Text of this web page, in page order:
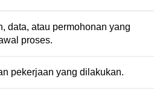
data, atau permohonan yang
proses.
pekerjaan yang dilakukan.